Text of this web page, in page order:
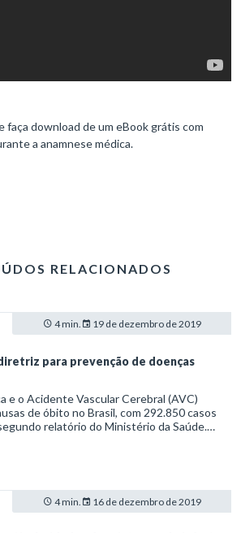
faça download de um eBook grátis com
a anamnese médica.
RELACIONADOS
4 min. 19 de dezembro de 2019
para prevenção de doenças
e o Acidente Vascular Cerebral (AVC)
de óbito no Brasil, com 292.850 casos
relatório do Ministério da Saúde.
Brasileira de Cardiologia (SBC) lançou
4 min. 16 de dezembro de 2019